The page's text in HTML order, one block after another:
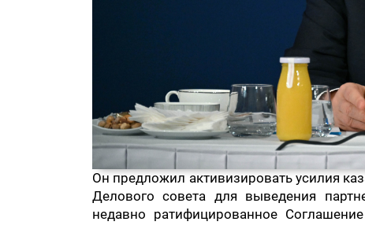
Он предложил активизировать усилия
Делового совета для выведения
недавно ратифицированное